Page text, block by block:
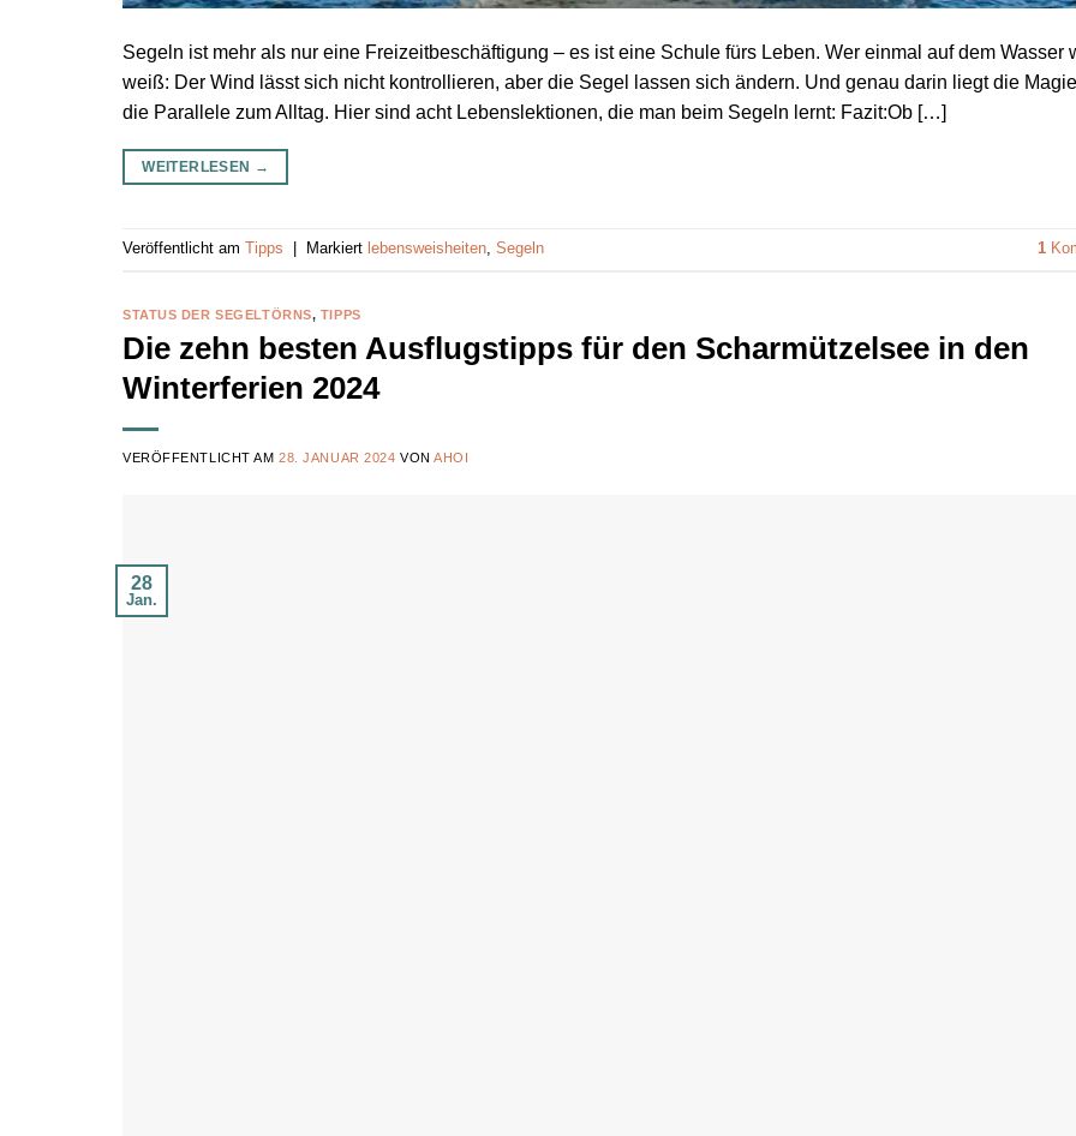
Segeln ist mehr als nur eine Freizeitbeschäftigung – es ist eine Schule fürs Leben. Wer einmal auf dem Wasser
weiß: Der Wind lässt sich nicht kontrollieren, aber die Segel lassen sich ändern. Und genau darin liegt die
die Parallele zum Alltag. Hier sind acht Lebenslektionen, die man beim Segeln lernt: Fazit:Ob […]
WEITERLESEN →
Veröffentlicht am Tipps Markiert lebensweisheiten, Segeln 1
STATUS DER SEGELTÖRNS, TIPPS
Die zehn besten Ausflugstipps für den Scharmützelsee in den
Winterferien 2024
VERÖFFENTLICHT AM28. JANUAR 2024 VONAHOI
28
Jan.
alle ein wenig
einbezogen
Ausreichend
Relaxen,